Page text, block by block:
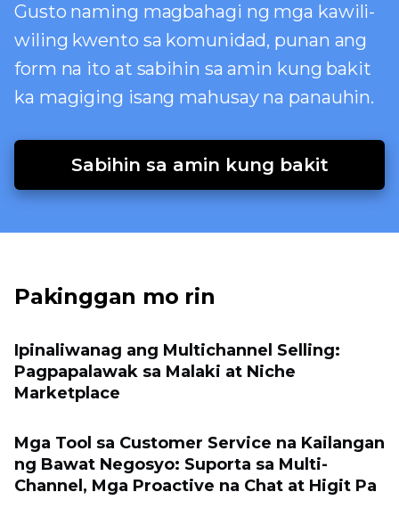
Gusto naming magbahagi ng mga kawili-
wiling kwento sa komunidad, punan ang
form na ito at sabihin sa amin kung bakit
ka magiging isang mahusay na panauhin.
Sabihin sa amin kung bakit
Pakinggan mo rin
Ipinaliwanag ang Multichannel Selling:
Pagpapalawak sa Malaki at Niche
Marketplace
Mga Tool sa Customer Service na Kailangan
ng Bawat Negosyo: Suporta sa Multi-
Channel, Mga Proactive na Chat at Higit Pa